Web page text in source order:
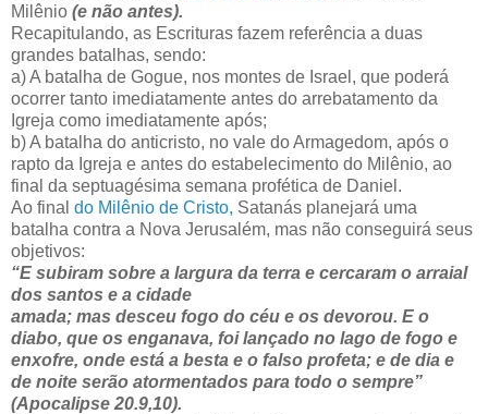
Milênio (e não antes).
Recapitulando, as Escrituras fazem referência a duas
grandes batalhas, sendo:
a) A batalha de Gogue, nos montes de Israel, que poderá
ocorrer tanto imediatamente antes do arrebatamento da
Igreja como imediatamente após;
b) A batalha do anticristo, no vale do Armagedom, após o
rapto da Igreja e antes do estabelecimento do Milênio, ao
final da septuagésima semana profética de Daniel.
Ao final do Milênio de Cristo, Satanás planejará uma
batalha contra a Nova Jerusalém, mas não conseguirá seus
objetivos:
“E subiram sobre a largura da terra e cercaram o arraial
dos santos e a cidade
amada; mas desceu fogo do céu e os devorou. E o
diabo, que os enganava, foi lançado no lago de fogo e
enxofre, onde está a besta e o falso profeta; e de dia e
de noite serão atormentados para todo o sempre”
(Apocalipse 20.9,10).